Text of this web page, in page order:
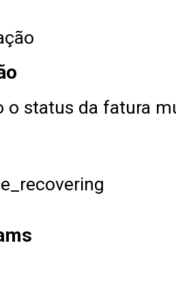
o status da fatura